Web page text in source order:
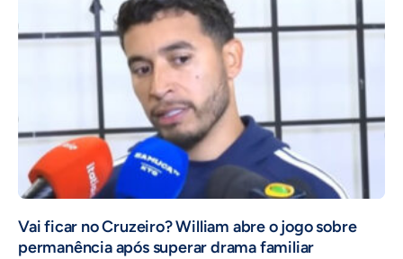
Vai ficar no Cruzeiro? William abre o jogo sobre
permanência após superar drama familiar